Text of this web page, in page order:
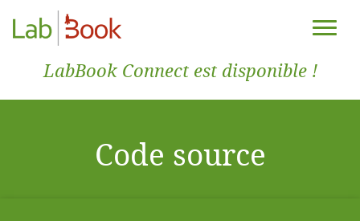
LabBook Connect est disponible !
Code source